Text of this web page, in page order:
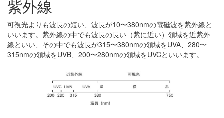
紫外線
可視光よりも波長の短い、波長が10〜380nmの電磁波を紫外線と
いいます。紫外線の中でも波長の長い（紫に近い）領域を近紫外
線といい、その中でも波長が315〜380nmの領域をUVA、280〜
315nmの領域をUVB、200〜280nmの領域をUVCといいます。